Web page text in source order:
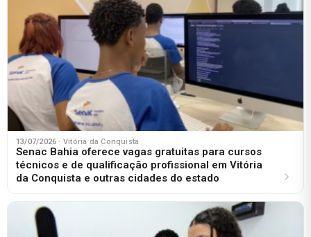
13/07/2026 · Vitória da Conquista
Senac Bahia oferece vagas gratuitas para cursos
técnicos e de qualificação profissional em Vitória
da Conquista e outras cidades do estado